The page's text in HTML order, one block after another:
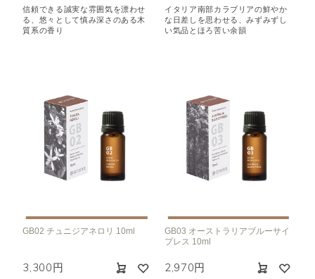
信頼できる誠実な雰囲気を漂わせ
る、悠々として慎み深さのある木
質系の香り
イタリア南部カラブリアの鮮やか
な日差しを思わせる、みずみずし
い気品とほろ苦い余韻
GB02 チュニジアネロリ 10ml
3,300円
GB03 オーストラリアブルーサイ
プレス 10ml
2,970円